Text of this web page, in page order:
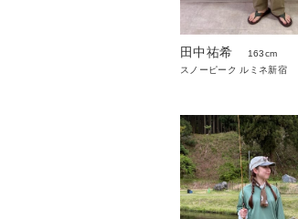
田中祐希
163cm
スノーピーク ルミネ新宿